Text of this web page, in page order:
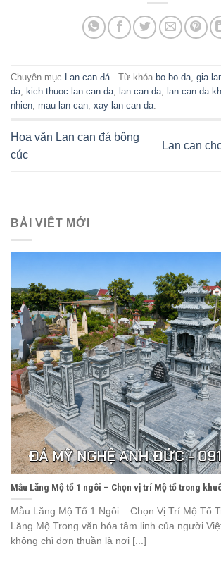
Chuyên mục Lan can đá . Từ khóa bo bo da gia
da
kich thuoc lan can da lan can da lan can da
nhien mau lan can xay lan can da
Hoa văn Lan can đá bông
cúc
Lan can
BÀI VIẾT MỚI
Mẫu Lăng Mộ tổ 1 ngôi – Chọn vị trí Mộ tổ trong
Mẫu Lăng Mộ Tổ 1 Ngôi – Chọn Vị Trí Mộ Tổ
Lăng Mộ Trong văn hóa tâm linh của người
không chỉ đơn thuần là nơi [...]